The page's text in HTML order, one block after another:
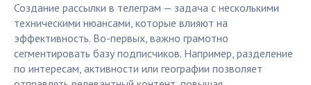
Создание рассылки в телеграм — задача с несколькими
техническими нюансами, которые влияют на
эффективность. Во-первых, важно грамотно
сегментировать базу подписчиков. Например, разделение
по интересам, активности или географии позволяет